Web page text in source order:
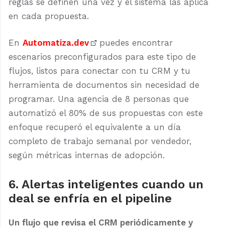
en cada propuesta.
En Automatiza.dev
puedes encontrar
escenarios preconfigurados para este tipo de
flujos, listos para conectar con tu CRM y tu
herramienta de documentos sin necesidad de
programar. Una agencia de 8 personas que
automatizó el 80% de sus propuestas con este
enfoque recuperó el equivalente a un día
completo de trabajo semanal por vendedor,
según métricas internas de adopción.
6. Alertas inteligentes cuando un
deal se enfría en el pipeline
Un flujo que revisa el CRM periódicamente y